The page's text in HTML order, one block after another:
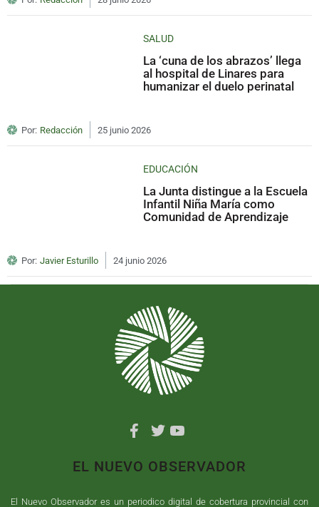
SALUD
La ‘cuna de los abrazos’ llega
al hospital de Linares para
humanizar el duelo perinatal
Por: Redacción 25 junio 2026
EDUCACIÓN
La Junta distingue a la Escuela
Infantil Niña María como
Comunidad de Aprendizaje
Por: Javier Esturillo 24 junio 2026
EL NUEVO OBSERVADOR
El Nuevo Observador es un periodico digital de cobertura provincial con